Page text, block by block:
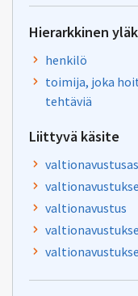
Hierarkkinen
henkilö
toimija, joka
tehtäviä
Liittyvä käsite
valtionavustus